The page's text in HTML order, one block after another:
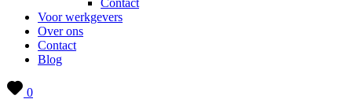
Contact
Voor werkgevers
Over ons
Contact
Blog
0